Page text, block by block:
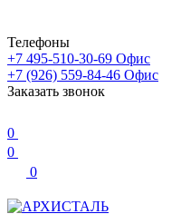
Телефоны
+7 495-510-30-69 Офис
+7 (926) 559-84-46 Офис
Заказать звонок
0
0
0